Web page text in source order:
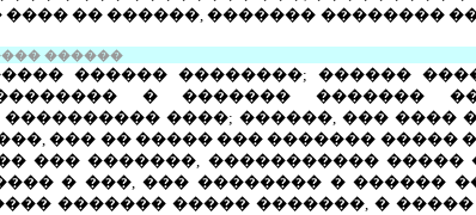
���� �� ������, ������� ��������
������
������ ��������; ������
� ������� �������
����; ������, ���
��� �� ����� ��� ������� �����
��� �������, �����������
� ���, ��� �������� � ������
������� ����� �������, �